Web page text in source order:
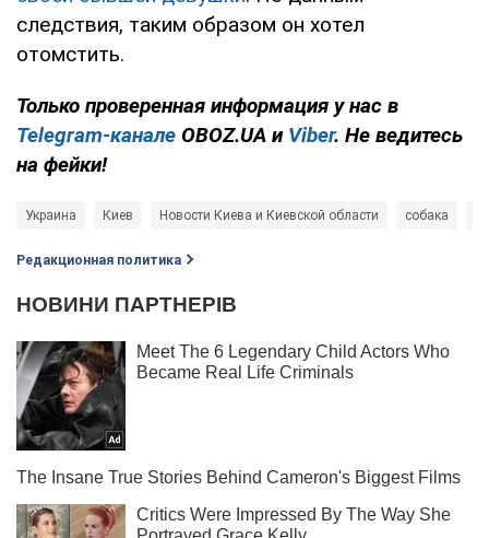
следствия, таким образом он хотел
отомстить.
Только проверенная информация у нас в
Telegram-канале OBOZ.UA и Viber. Не ведитесь
на фейки!
Украина Киев Новости Киева и Киевской области собака
Редакционная политика